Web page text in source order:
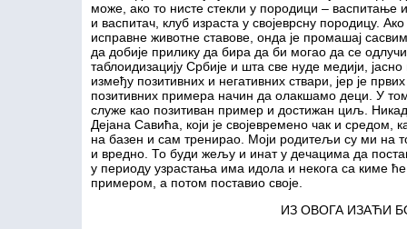
може, ако то нисте стекли у породици – васпитање
и васпитач, клуб израста у својеврсну породицу.
исправне животне ставове, онда је промашај
да добије прилику да бира да би могао да се
таблоидизацију Србије и шта све нуде медији,
између позитивних и негативних ствари, јер је
позитивних примера начин да олакшамо деци. У
служе као позитиван пример и достижан циљ.
Дејана Савића, који је својевремено чак и средом,
на базен и сам тренирао. Моји родитељи су ми на
и вредно. То буди жељу и инат у дечацима да
у периоду узрастања има идола и некога са киме
примером, а потом поставио своје.
ИЗ ОВОГА ИЗАЋИ